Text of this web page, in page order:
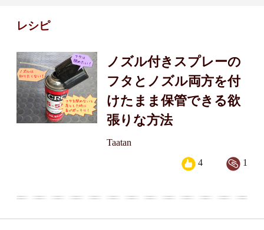
レシピ
ノズル付きスプレーの
フタとノズル両方を付
けたまま保管できる欲
張りな方法
Taatan
1
4